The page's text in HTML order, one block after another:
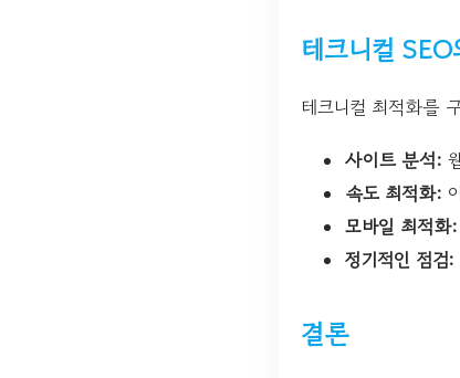
테크니컬
테크니컬 최적화를
사이트 분석:
속도 최적화:
모바일 최적화:
정기적인 점검:
결론